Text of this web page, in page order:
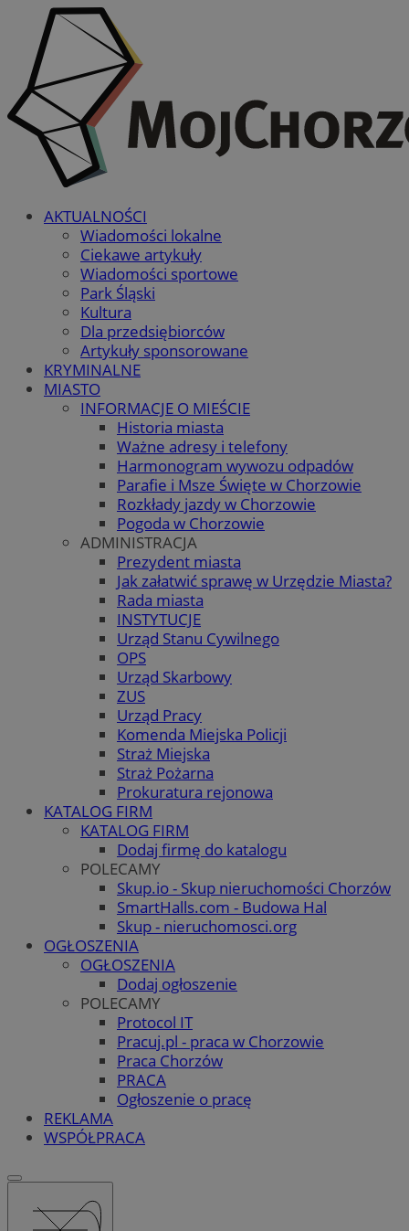
AKTUALNOŚCI
Wiadomości lokalne
Ciekawe artykuły
Wiadomości sportowe
Park Śląski
Kultura
Dla przedsiębiorców
Artykuły sponsorowane
KRYMINALNE
MIASTO
INFORMACJE O MIEŚCIE
Historia miasta
Ważne adresy i telefony
Harmonogram wywozu odpadów
Parafie i Msze Święte w Chorzowie
Rozkłady jazdy w Chorzowie
Pogoda w Chorzowie
ADMINISTRACJA
Prezydent miasta
Jak załatwić sprawę w Urzędzie Miasta?
Rada miasta
INSTYTUCJE
Urząd Stanu Cywilnego
OPS
Urząd Skarbowy
ZUS
Urząd Pracy
Komenda Miejska Policji
Straż Miejska
Straż Pożarna
Prokuratura rejonowa
KATALOG FIRM
KATALOG FIRM
Dodaj firmę do katalogu
POLECAMY
Skup.io - Skup nieruchomości Chorzów
SmartHalls.com - Budowa Hal
Skup - nieruchomosci.org
OGŁOSZENIA
OGŁOSZENIA
Dodaj ogłoszenie
POLECAMY
Protocol IT
Pracuj.pl - praca w Chorzowie
Praca Chorzów
PRACA
Ogłoszenie o pracę
REKLAMA
WSPÓŁPRACA